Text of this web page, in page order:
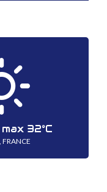
max 32°C
FRANCE